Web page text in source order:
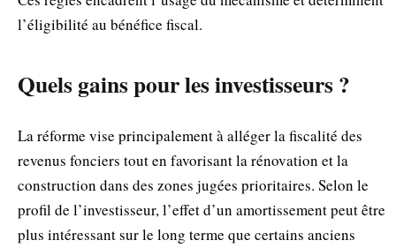
l’éligibilité au bénéfice fiscal.
Quels gains pour les investisseurs ?
La réforme vise principalement à alléger la fiscalité des
revenus fonciers tout en favorisant la rénovation et la
construction dans des zones jugées prioritaires. Selon le
profil de l’investisseur, l’effet d’un amortissement peut être
plus intéressant sur le long terme que certains anciens